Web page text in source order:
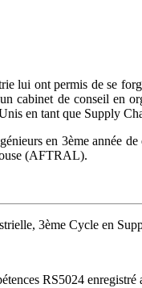
lui ont permis de se
cabinet de conseil
en tant que Supply
en 3ème
(AFTRAL).
3ème Cycle en
RS5024 enregistré